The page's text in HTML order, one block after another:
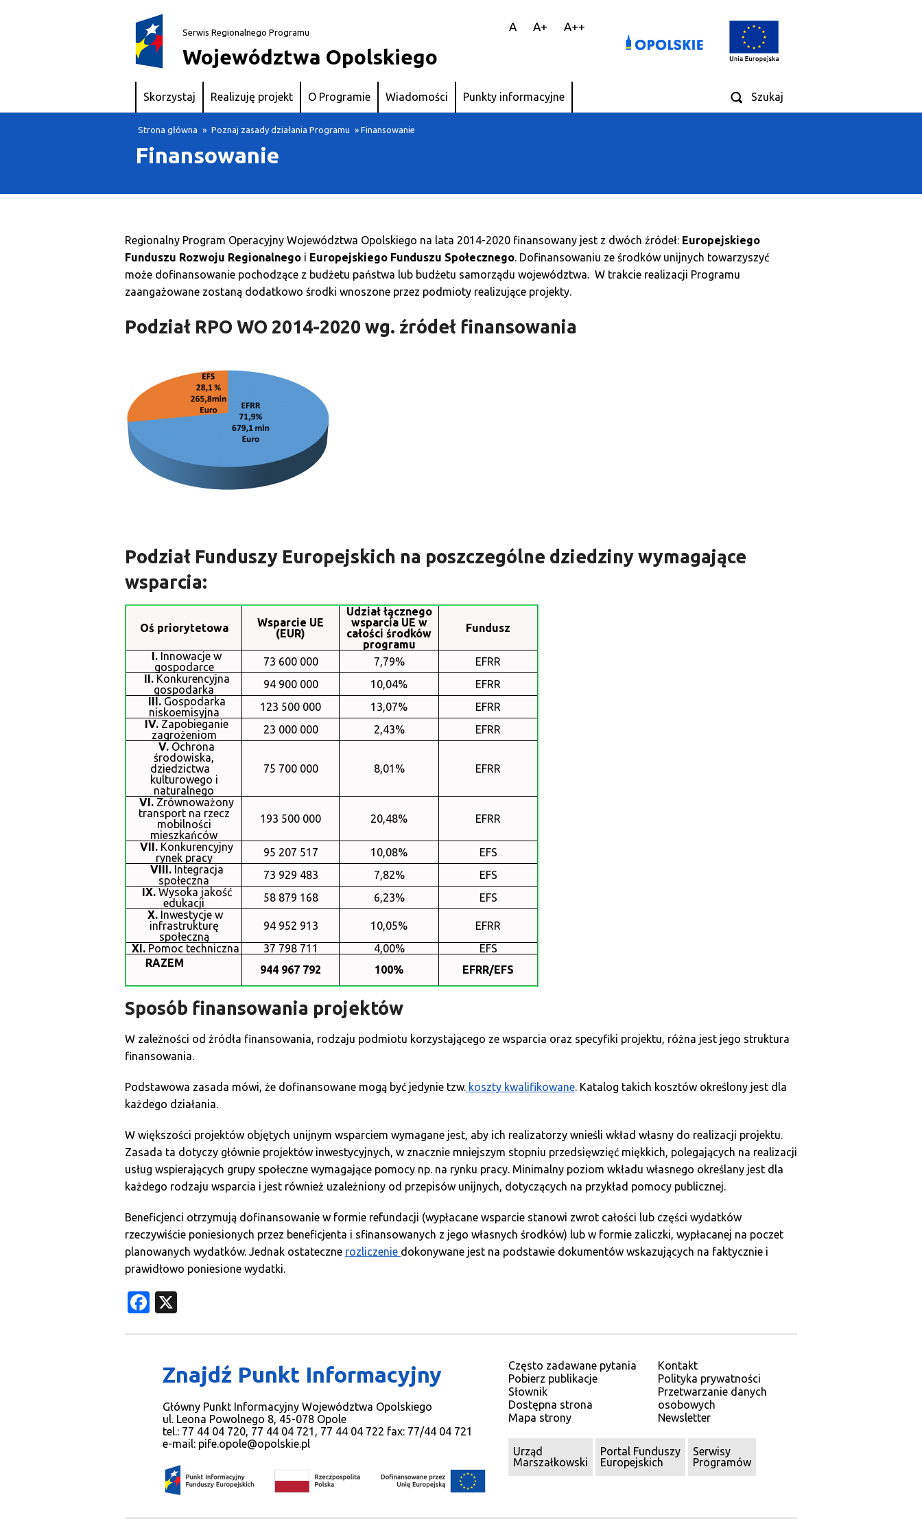
Serwis Regionalnego Programu
Województwa Opolskiego
A A+ A++
Skorzystaj Realizuję projekt O Programie Wiadomości Punkty informacyjne Szukaj
Strona główna » Poznaj zasady działania Programu » Finansowanie
Finansowanie
Regionalny Program Operacyjny Województwa Opolskiego na lata 2014-2020 finansowany jest z dwóch źródeł: Europejskiego
Funduszu Rozwoju Regionalnego i Europejskiego Funduszu Społecznego. Dofinansowaniu ze środków unijnych towarzyszyć
może dofinansowanie pochodzące z budżetu państwa lub budżetu samorządu województwa. W trakcie realizacji Programu
zaangażowane zostaną dodatkowo środki wnoszone przez podmioty realizujące projekty.
Podział RPO WO 2014-2020 wg. źródeł finansowania
Podział Funduszy Europejskich na poszczególne dziedziny wymagające
wsparcia:
Oś priorytetowa
Wsparcie UE
(EUR)
Udział łącznego
wsparcia UE w
całości środków
programu
Fundusz
I. Innowacje w
gospodarce
73 600 000 7,79%
EFRR
II.Konkurencyjna
gospodarka
94 900 000 10,04%
EFRR
III.Gospodarka
niskoemisyjna
123 500 000 13,07%
EFRR
IV. Zapobieganie
zagrożeniom
23 000 000 2,43%
EFRR
V. Ochrona
środowiska,
dziedzictwa
kulturowego i
naturalnego
75 700 000 8,01% EFRR
VI. Zrównoważony
transport na rzecz
mobilności
mieszkańców
193 500 000 20,48% EFRR
VII. Konkurencyjny
rynek pracy
95 207 517 10,08%
EFS
VIII.Integracja
społeczna
73 929 483 7,82%
EFS
IX.Wysoka jakość
edukacji
58 879 168 6,23%
EFS
X. Inwestycje w
infrastrukturę
społeczną
94 952 913 10,05%
EFRR
XI.Pomoc techniczna 37 798 711 4,00%
EFS
RAZEM
944 967 792 100% EFRR/EFS
Sposób finansowania projektów
W zależności od źródła finansowania, rodzaju podmiotu korzystającego ze wsparcia oraz specyfiki projektu, różna jest jego struktura
finansowania.
Podstawowa zasada mówi, że dofinansowane mogą być jedynie tzw. koszty kwalifikowane. Katalog takich kosztów określony jest dla
każdego działania.
W większości projektów objętych unijnym wsparciem wymagane jest, aby ich realizatorzy wnieśli wkład własny do realizacji projektu.
Zasada ta dotyczy głównie projektów inwestycyjnych, w znacznie mniejszym stopniu przedsięwzięć miękkich, polegających na realizacji
usług wspierających grupy społeczne wymagające pomocy np. na rynku pracy. Minimalny poziom wkładu własnego określany jest dla
każdego rodzaju wsparcia i jest również uzależniony od przepisów unijnych, dotyczących na przykład pomocy publicznej.
Beneficjenci otrzymują dofinansowanie w formie refundacji (wypłacane wsparcie stanowi zwrot całości lub części wydatków
rzeczywiście poniesionych przez beneficjenta i sfinansowanych z jego własnych środków) lub w formie zaliczki, wypłacanej na poczet
planowanych wydatków. Jednak ostateczne rozliczenie dokonywane jest na podstawie dokumentów wskazujących na faktycznie i
prawidłowo poniesione wydatki.
Facebook
Znajdź Punkt Informacyjny
Główny Punkt Informacyjny Województwa Opolskiego
ul. Leona Powolnego 8, 45-078 Opole
tel.: 77 44 04 720, 77 44 04 721, 77 44 04 722 fax: 77/44 04 721
e-mail: pife.opole@opolskie.pl
Często zadawane pytania
Pobierz publikacje
Słownik
Dostępna strona
Mapa strony
Kontakt
Polityka prywatności
Przetwarzanie danych
osobowych
Newsletter
Urząd
Marszałkowski
Portal Funduszy
Europejskich
Serwisy
Programów